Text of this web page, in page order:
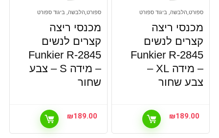
ספורט,הלבשה, ביגוד ספורט
מכנסי ריצה
קצרים לנשים
Funkier R-2845
– מידה XL –
צבע שחור
₪189.00
ספורט,הלבשה, ביגוד ספורט
מכנסי ריצה
קצרים לנשים
Funkier R-2845
– מידה S – צבע
שחור
₪189.00